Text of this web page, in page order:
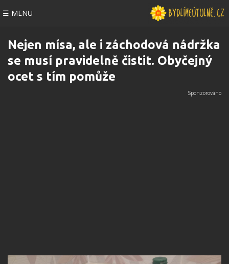
☰ MENU
Nejen mísa, ale i záchodová nádržka
se musí pravidelně čistit. Obyčejný
ocet s tím pomůže